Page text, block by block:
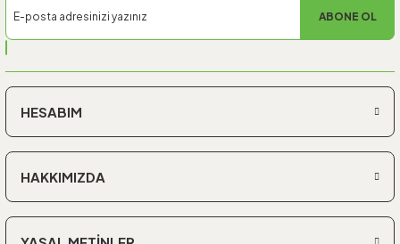
ABONE OL
HESABIM
HAKKIMIZDA